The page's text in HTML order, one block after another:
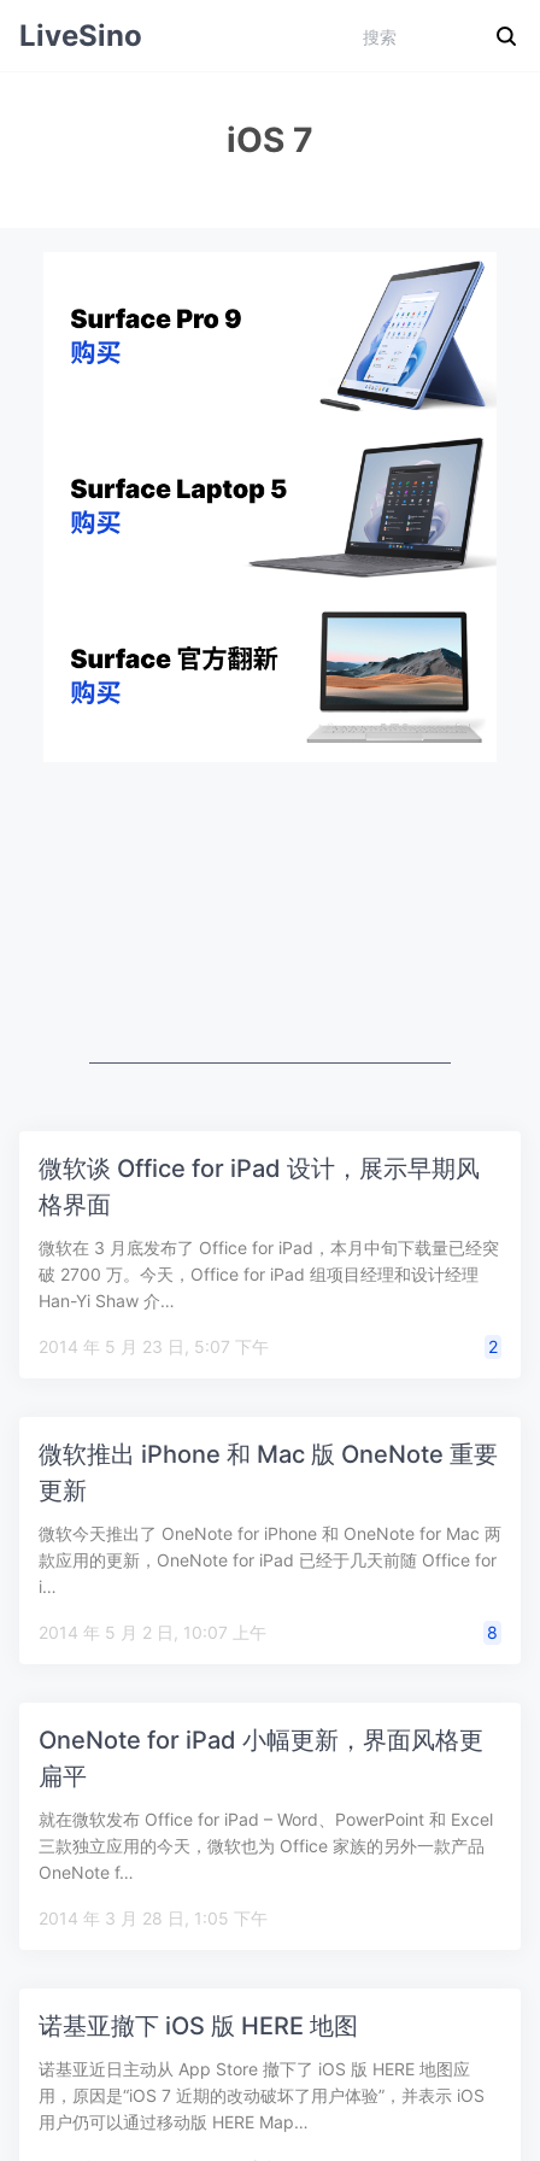
LiveSino
iOS 7
微软谈 Office for iPad 设计，展示早期风
格界面
微软在 3 月底发布了 Office for iPad，本月中旬下载量已经突
破 2700 万。今天，Office for iPad 组项目经理和设计经理
Han-Yi Shaw 介…
2014 年 5 月 23 日, 5:07 下午 2
微软推出 iPhone 和 Mac 版 OneNote 重要
更新
微软今天推出了 OneNote for iPhone 和 OneNote for Mac 两
款应用的更新，OneNote for iPad 已经于几天前随 Office for
i…
2014 年 5 月 2 日, 10:07 上午 8
OneNote for iPad 小幅更新，界面风格更
扁平
就在微软发布 Office for iPad – Word、PowerPoint 和 Excel
三款独立应用的今天，微软也为 Office 家族的另外一款产品
OneNote f…
2014 年 3 月 28 日, 1:05 下午
诺基亚撤下 iOS 版 HERE 地图
诺基亚近日主动从 App Store 撤下了 iOS 版 HERE 地图应
用，原因是“iOS 7 近期的改动破坏了用户体验”，并表示 iOS
用户仍可以通过移动版 HERE Map…